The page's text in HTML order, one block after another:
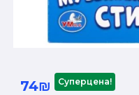
74₪ Суперцена!